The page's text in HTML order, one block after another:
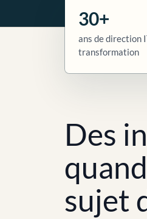
30+
ans de direction
transformation
Des
sujet